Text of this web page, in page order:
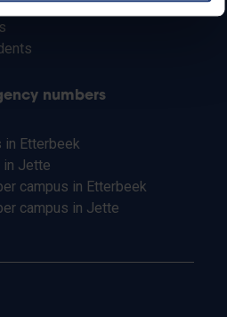
schools
numbers
in Etterbeek
in Jette
campus in Etterbeek
campus in Jette